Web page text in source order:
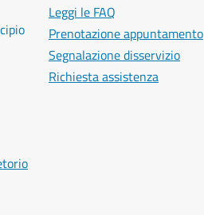
Leggi le FAQ
Prenotazione appuntamento
Segnalazione disservizio
Richiesta assistenza